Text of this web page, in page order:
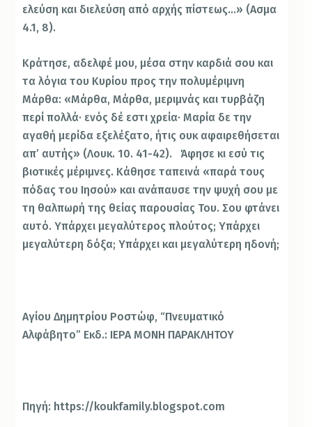
ελεύση και διελεύση από αρχής πίστεως…» (Ασμα
4.1, 8).
Κράτησε, αδελφέ μου, μέσα στην καρδιά σου και
τα λόγια του Κυρίου προς την πολυμέριμνη
Μάρθα: «Μάρθα, Μάρθα, μεριμνάς και τυρβάζη
περί πολλά· ενός δέ εστι χρεία· Μαρία δε την
αγαθή μερίδα εξελέξατο, ήτις ουκ αφαιρεθήσεται
απ’ αυτής» (Λουκ. 10. 41-42). Άφησε κι εσύ τις
βιοτικές μέριμνες. Κάθησε ταπεινά «παρά τους
πόδας του Ιησού» και ανάπαυσε την ψυχή σου με
τη θαλπωρή της θείας παρουσίας Του. Σου φτάνει
αυτό. Υπάρχει μεγαλύτερος πλούτος; Υπάρχει
μεγαλύτερη δόξα; Υπάρχει και μεγαλύτερη ηδονή;
Αγίου Δημητρίου Ροστώφ, “Πνευματικό
Αλφάβητο” Εκδ.: ΙΕΡΑ ΜΟΝΗ ΠΑΡΑΚΛΗΤΟΥ
Πηγή: https://koukfamily.blogspot.com